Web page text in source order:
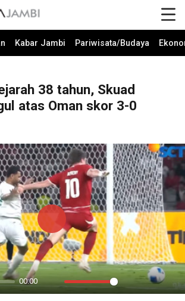
Kabar Jambi Pariwisata/Budaya
38 tahun, Skuad
atas Oman skor 3-0
00:00
Mute Settings
PIP
Play